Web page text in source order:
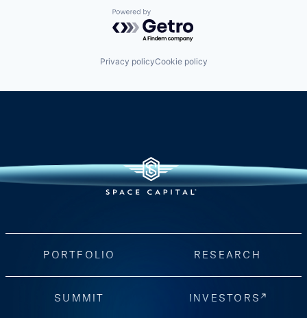
Powered by Getro.com
Privacy policyCookie policy
PORTFOLIO RESEARCH
SUMMIT INVESTORS